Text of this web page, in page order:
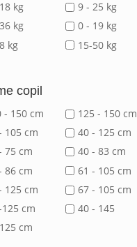
kg
9 - 25 kg
kg
0 - 19 kg
kg
15-50 kg
copil
- 150 cm
125 - 150 cm
105 cm
40 - 125 cm
75 cm
40 - 83 cm
86 cm
61 - 105 cm
125 cm
67 - 105 cm
cm
40 - 145
cm